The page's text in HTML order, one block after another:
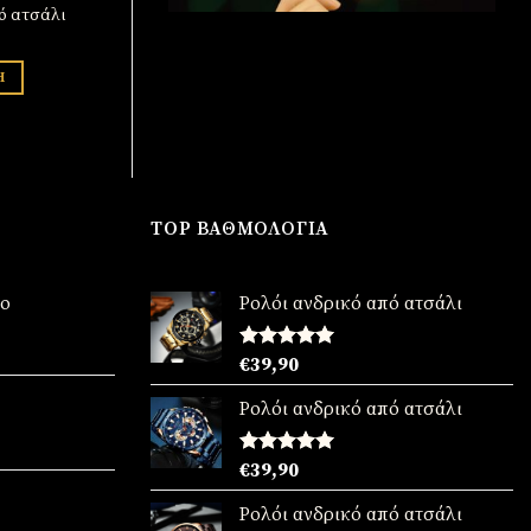
ατσάλι
TOP ΒΑΘΜΟΛΟΓΊΑ
Ρολόι ανδρικό από ατσάλι
Βαθμολογήθηκε
με5.00
από 5
€39,90
Ρολόι ανδρικό από ατσάλι
Βαθμολογήθηκε
με5.00
από 5
€39,90
Ρολόι ανδρικό από ατσάλι